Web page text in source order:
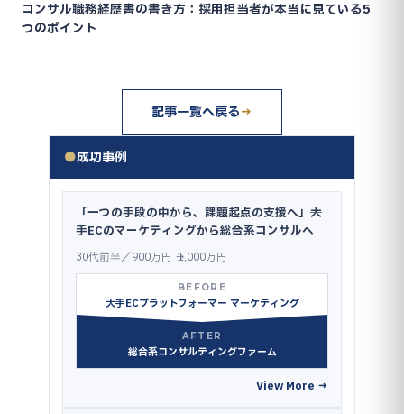
コンサル職務経歴書の書き方：採用担当者が本当に見ている5
つのポイント
記事一覧へ戻る→
●成功事例
「一つの手段の中から、課題起点の支援へ」──大
手ECのマーケティングから総合系コンサルへ
30代前半／900万円 → 1,000万円
BEFORE
大手ECプラットフォーマー マーケティング
AFTER
総合系コンサルティングファーム
View More →